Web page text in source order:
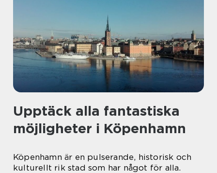
Upptäck alla fantastiska
möjligheter i Köpenhamn
Köpenhamn är en pulserande, historisk och
kulturellt rik stad som har något för alla.